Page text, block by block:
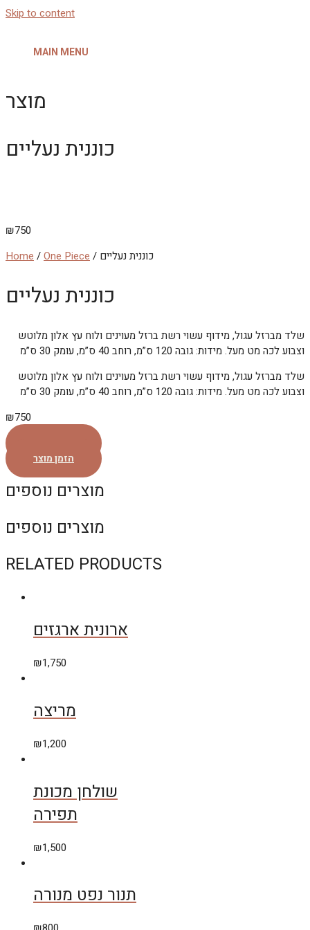
Skip to content
MAIN MENU
מוצר
כוננית נעליים
₪750
Home /One Piece / כוננית נעליים
כוננית נעליים
שלד מברזל עגול, מידוף עשוי רשת ברזל מעוינים ולוח עץ אלון מלוטש
וצבוע לכה מט מעל. מידות: גובה 120 ס”מ, רוחב 40 ס”מ, עומק 30 ס”מ
שלד מברזל עגול, מידוף עשוי רשת ברזל מעוינים ולוח עץ אלון מלוטש
וצבוע לכה מט מעל. מידות: גובה 120 ס”מ, רוחב 40 ס”מ, עומק 30 ס”מ
₪750
הזמן מוצר
מוצרים נוספים
מוצרים נוספים
RELATED PRODUCTS
ארונית ארגזים
₪1,750
מריצה
₪1,200
שולחן מכונת
תפירה
₪1,500
תנור נפט מנורה